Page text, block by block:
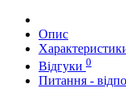
Опис
Відгуки 0
Питання -